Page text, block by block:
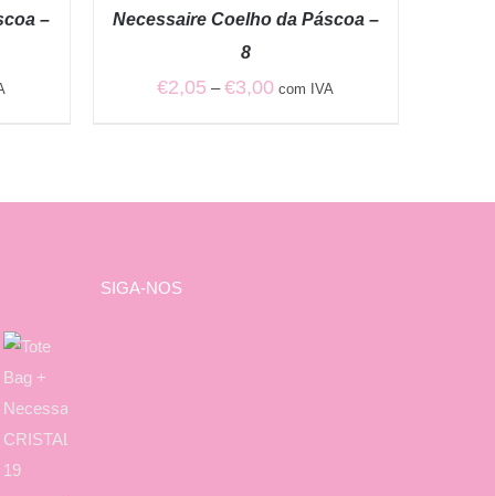
–
QUICK
Necessaire Coelho da Páscoa –
8
€2,05 – €3,00 Price
€3,00
com IVA
SIGA-NOS